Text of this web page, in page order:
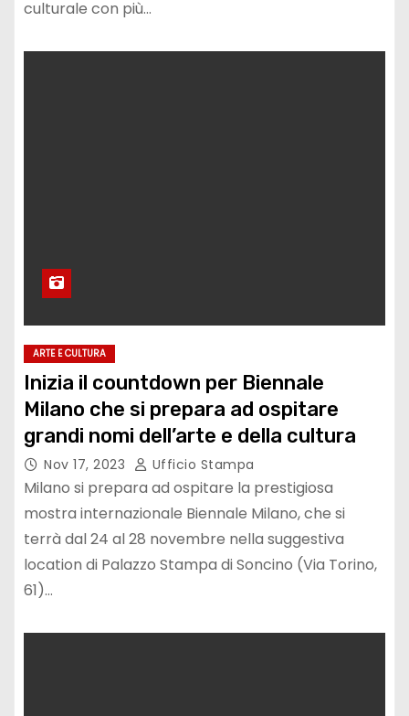
culturale con più…
ARTE E CULTURA
Inizia il countdown per Biennale
Milano che si prepara ad ospitare
grandi nomi dell’arte e della cultura
Nov 17, 2023 Ufficio Stampa
Milano si prepara ad ospitare la prestigiosa
mostra internazionale Biennale Milano, che si
terrà dal 24 al 28 novembre nella suggestiva
location di Palazzo Stampa di Soncino (Via Torino,
61)…